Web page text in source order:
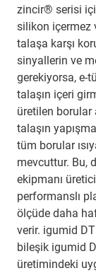
zincir® serisi
silikon içermez
talaşa karşı
sinyallerin ve
gerekiyorsa, e-
talaşın içeri
üretilen borular
talaşın
tüm borular
mevcuttur. Bu,
ekipmanı
performanslı
ölçüde daha
verir. igumid
bileşik igumid
üretimindeki